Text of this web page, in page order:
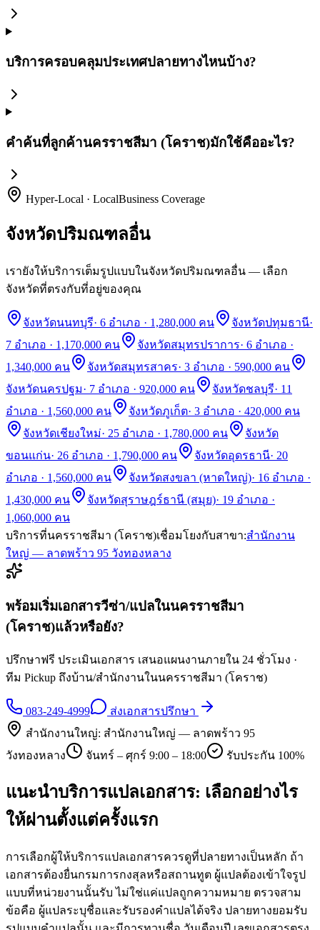
บริการครอบคลุมประเทศปลายทางไหนบ้าง?
คำค้นที่ลูกค้านครราชสีมา (โคราช)มักใช้คืออะไร?
Hyper-Local · LocalBusiness Coverage
จังหวัดปริมณฑลอื่น
เรายังให้บริการเต็มรูปแบบในจังหวัดปริมณฑลอื่น — เลือก
จังหวัดที่ตรงกับที่อยู่ของคุณ
จังหวัดนนทบุรี· 6 อำเภอ · 1,280,000 คน จังหวัดปทุมธานี·
7 อำเภอ · 1,170,000 คน
จังหวัดสมุทรปราการ· 6 อำเภอ ·
1,340,000 คน
จังหวัดสมุทรสาคร· 3 อำเภอ · 590,000 คน
จังหวัดนครปฐม· 7 อำเภอ · 920,000 คน จังหวัดชลบุรี· 11
อำเภอ · 1,560,000 คน
จังหวัดภูเก็ต· 3 อำเภอ · 420,000 คน
จังหวัดเชียงใหม่· 25 อำเภอ · 1,780,000 คน
จังหวัด
ขอนแก่น· 26 อำเภอ · 1,790,000 คน จังหวัดอุดรธานี· 20
อำเภอ · 1,560,000 คน
จังหวัดสงขลา (หาดใหญ่)· 16 อำเภอ ·
1,430,000 คน
จังหวัดสุราษฎร์ธานี (สมุย)· 19 อำเภอ ·
1,060,000 คน
บริการที่นครราชสีมา (โคราช)เชื่อมโยงกับสาขา:สำนักงาน
ใหญ่ — ลาดพร้าว 95 วังทองหลาง
พร้อมเริ่มเอกสารวีซ่า/แปลในนครราชสีมา
(โคราช)แล้วหรือยัง?
ปรึกษาฟรี ประเมินเอกสาร เสนอแผนงานภายใน 24 ชั่วโมง ·
ทีม Pickup ถึงบ้าน/สำนักงานในนครราชสีมา (โคราช)
083-249-4999
ส่งเอกสารปรึกษา
สำนักงานใหญ่: สำนักงานใหญ่ — ลาดพร้าว 95
วังทองหลาง
จันทร์ – ศุกร์ 9:00 – 18:00 รับประกัน 100%
แนะนำบริการแปลเอกสาร: เลือกอย่างไร
ให้ผ่านตั้งแต่ครั้งแรก
การเลือกผู้ให้บริการแปลเอกสารควรดูที่ปลายทางเป็นหลัก ถ้า
เอกสารต้องยื่นกรมการกงสุลหรือสถานทูต ผู้แปลต้องเข้าใจรูป
แบบที่หน่วยงานนั้นรับ ไม่ใช่แค่แปลถูกความหมาย ตรวจสาม
ข้อคือ ผู้แปลระบุชื่อและรับรองคำแปลได้จริง ปลายทางยอมรับ